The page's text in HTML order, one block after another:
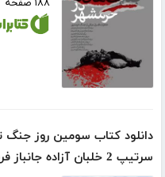
۱۸۸ صفحه
دانلود کتاب سومین روز جنگ
سرتیپ 2 خلبان آزاده جانباز فرشید اسکندری